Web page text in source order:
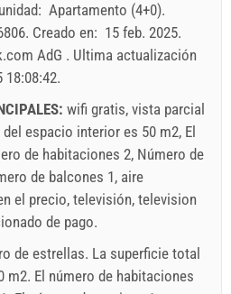
2025 - 31 dic. 2026 / - 10 %
(01.07. - 31.08): 10 EUR (once -
(01.01 - 30.06. / 01.09. -
5 EUR (per_night -
EUR (per_night - para_unit)
Apartamento (4+0).
. Creado en: 15 feb. 2025.
AdG . Ultima actualización
18:08:42.
wifi gratis, vista parcial
espacio interior es 50 m2, El
de habitaciones 2, Número de
de balcones 1, aire
el precio, televisión, television
de pago.
de estrellas. La superficie total
El número de habitaciones